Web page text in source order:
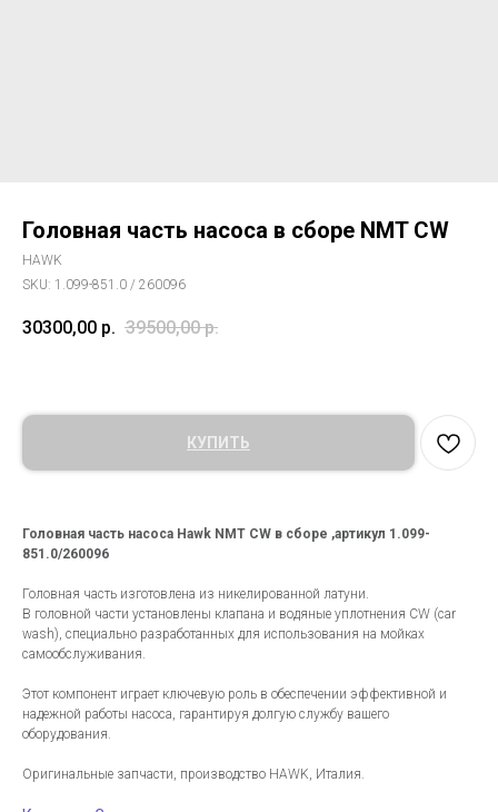
Головная часть насоса в сборе NMT CW
HAWK
SKU: 1.099-851.0 / 260096
30300,00 р. 39500,00 р.
КУПИТЬ
Головная часть насоса Hawk NMT CW в сборе ,артикул 1.099-
851.0/260096
Головная часть изготовлена из никелированной латуни.
В головной части установлены клапана и водяные уплотнения CW (car
wash), специально разработанных для использования на мойках
самообслуживания.
Этот компонент играет ключевую роль в обеспечении эффективной и
надежной работы насоса, гарантируя долгую службу вашего
оборудования.
Оригинальные запчасти, производство HAWK, Италия.